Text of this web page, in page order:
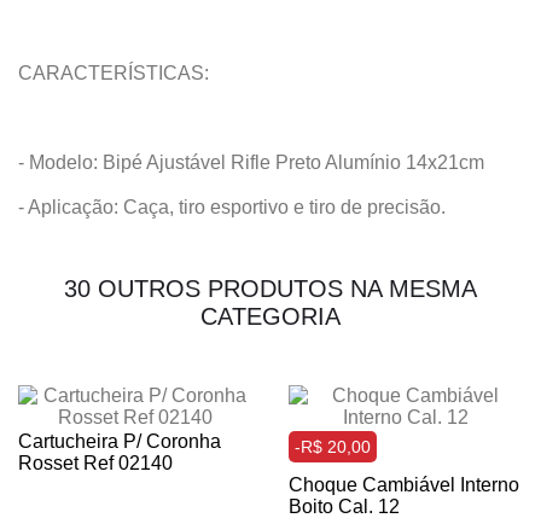
CARACTERÍSTICAS:
- Modelo: Bipé Ajustável Rifle Preto Alumínio 14x21cm
- Aplicação: Caça, tiro esportivo e tiro de precisão.
30 OUTROS PRODUTOS NA MESMA
CATEGORIA
Cartucheira P/ Coronha
Rosset Ref 02140
-R$ 20,00
Choque Cambiável Interno
Boito Cal. 12